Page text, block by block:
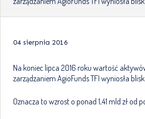
04 sierpnia 2016
Na koniec lipca 2016 roku wartość
zarządzaniem AgioFunds TFI wyniosła
Oznacza to wzrost o ponad 1,41 mld zł od